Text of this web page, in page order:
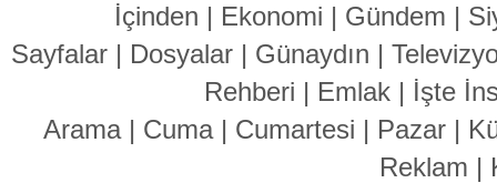
İçinden | Ekonomi | Gündem |
Sayfalar | Dosyalar | Günaydın |
Rehberi | Emlak| İşte
Arama| Cuma| Cumartesi | Pazar |
Reklam |